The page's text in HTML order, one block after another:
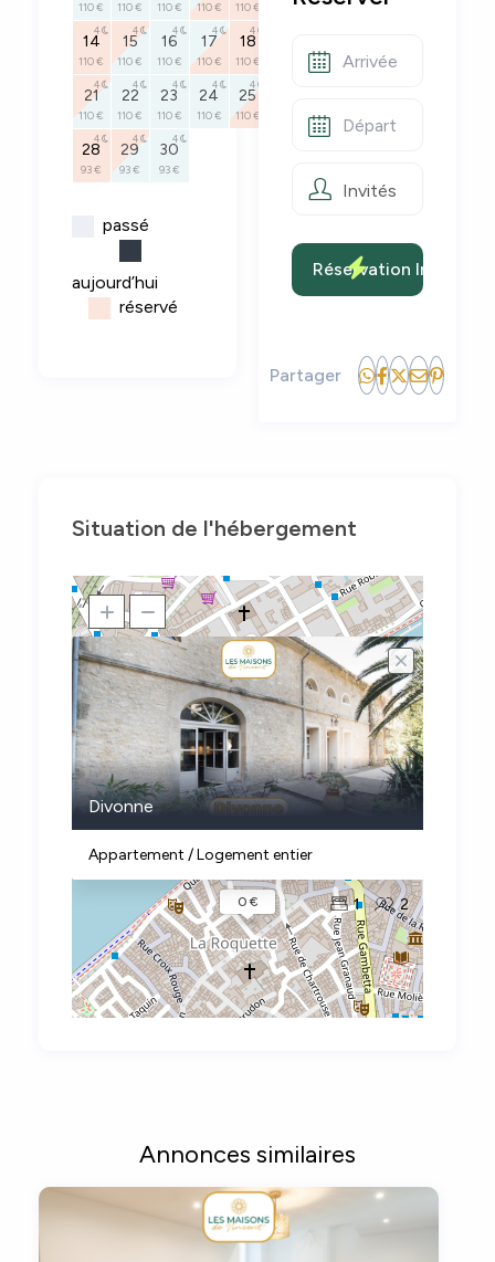
110 € 110 € 110 € 110 € 110 € 110 € 110 €
14
110 €
4
15
110 €
4
16
110 €
4
17
110 €
4
18
110 €
4
110 €
21
110 €
4
22
110 €
4
23
110 €
4
24
110 €
4
25
110 €
4
93 €
28
93 €
4
29
93 €
4
30
93 €
4
passé
aujourd’hui
réservé
Invités
Partager
Situation de l'hébergement
0 €
Divonne
Appartement / Logement entier
2
1
Annonces similaires